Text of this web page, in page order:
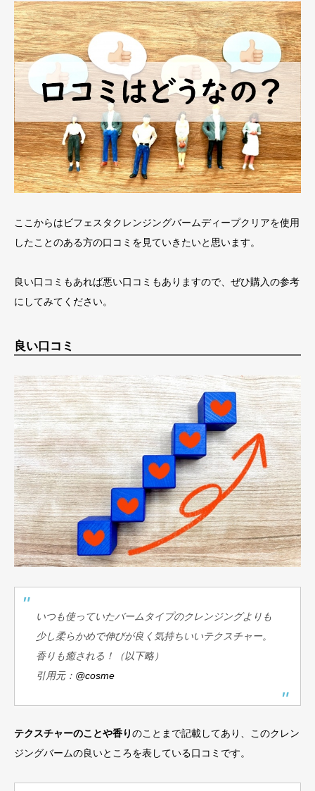
ここからはビフェスタクレンジングバームディープクリアを使用
したことのある方の口コミを見ていきたいと思います。
良い口コミもあれば悪い口コミもありますので、ぜひ購入の参考
にしてみてください。
良い口コミ
いつも使っていたバームタイプのクレンジングよりも
少し柔らかめで伸びが良く気持ちいいテクスチャー。
香りも癒される！（以下略）
引用元： @cosme
テクスチャーのことや香りのことまで記載してあり、このクレン
ジングバームの良いところを表している口コミです。